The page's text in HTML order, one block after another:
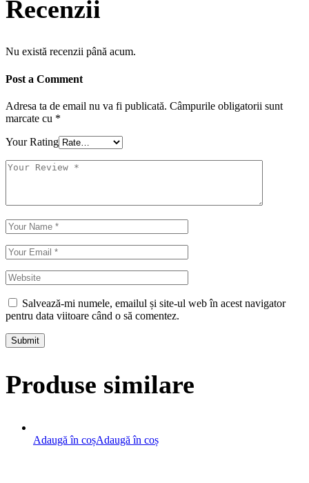
Recenzii
Nu există recenzii până acum.
Post a Comment
Adresa ta de email nu va fi publicată. Câmpurile obligatorii sunt
marcate cu *
Your Rating
Salvează-mi numele, emailul și site-ul web în acest navigator
pentru data viitoare când o să comentez.
Submit
Produse similare
Adaugă în coșAdaugă în coș